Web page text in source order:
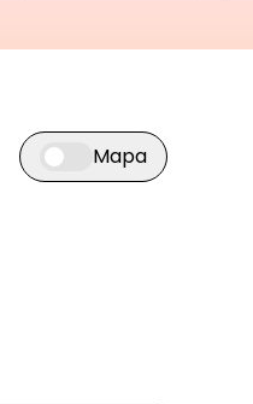
Przełącz widok mapy
Mapa